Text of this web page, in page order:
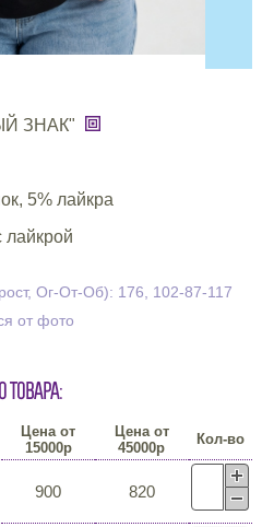
ЗНАК"
5% лайкра
лайкрой
Ог-От-Об): 176, 102-87-117
от фото
товара:
Цена от
15000р
Цена от
45000р
Кол-во
900 820